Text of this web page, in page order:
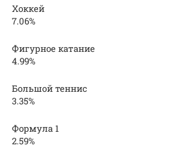
Хоккей
7.06%
Фигурное катание
4.99%
Большой теннис
3.35%
Формула 1
2.59%